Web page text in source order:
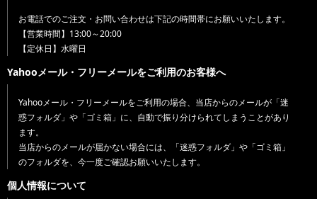
お電話でのご注文・お問い合わせは下記の時間帯にお願いいたします。
【営業時間】13:00～20:00
【定休日】水曜日
Yahooメール・フリーメールをご利用のお客様へ
Yahooメール・フリーメールをご利用の場合、当店からのメールが「迷
惑フォルダ」や「ゴミ箱」に、自動で振り分けられてしまうことがあり
ます。
当店からのメールが届かない場合には、「迷惑フォルダ」や「ゴミ箱」
のフォルダを、今一度ご確認お願いいたします。
個人情報について